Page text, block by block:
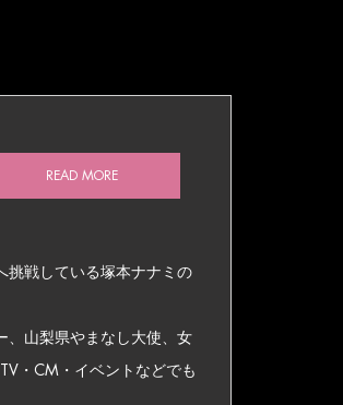
READ MORE
挑戦している塚本ナナミの
、山梨県やまなし大使、女
・CM・イベントなどでも